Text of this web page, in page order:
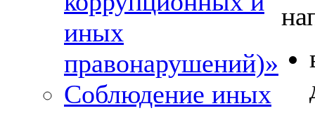
иных
правонарушений)»
Соблюдение иных